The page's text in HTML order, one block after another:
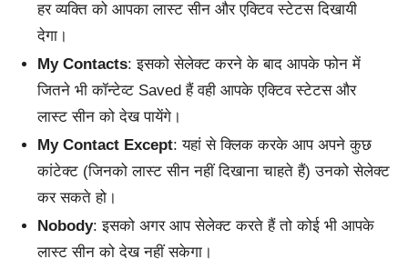
हर व्यक्ति को आपका लास्ट सीन और एक्टिव स्टेटस दिखायी
देगा।
My Contacts: इसको सेलेक्ट करने के बाद आपके फोन में
जितने भी कॉन्टेव्ट Saved हैं वही आपके एक्टिव स्टेटस और
लास्ट सीन को देख पायेंगे।
My Contact Except: यहां से क्लिक करके आप अपने कुछ
कांटेक्ट (जिनको लास्ट सीन नहीं दिखाना चाहते हैं) उनको सेलेक्ट
कर सकते हो।
Nobody: इसको अगर आप सेलेक्ट करते हैं तो कोई भी आपके
लास्ट सीन को देख नहीं सकेगा।